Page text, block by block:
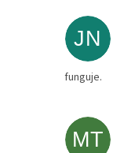
JN
funguje.
MT